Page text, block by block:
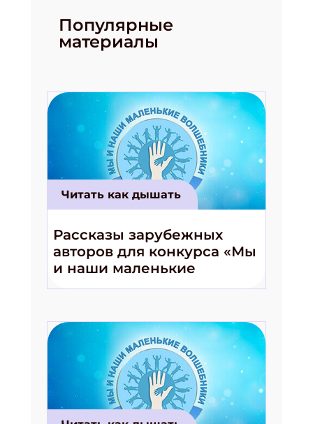
Популярные
материалы
Читать как дышать
Рассказы зарубежных
авторов для конкурса «Мы
и наши маленькие
волшебники!»